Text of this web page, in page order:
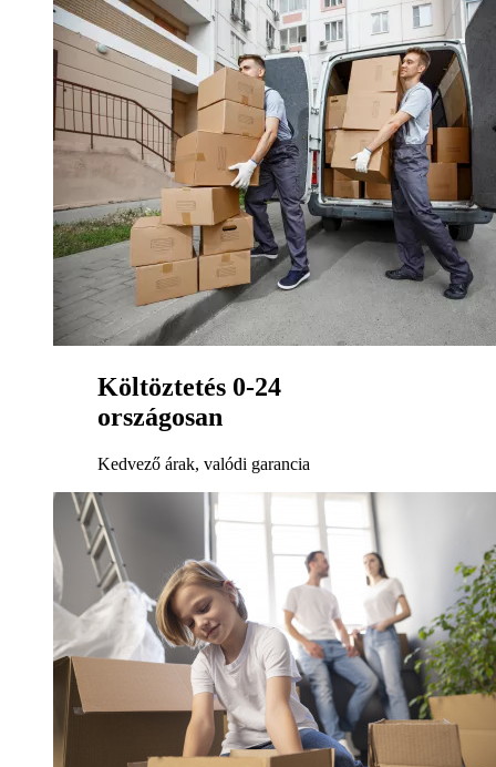
Költöztetés 0-24
országosan
Kedvező árak, valódi garancia